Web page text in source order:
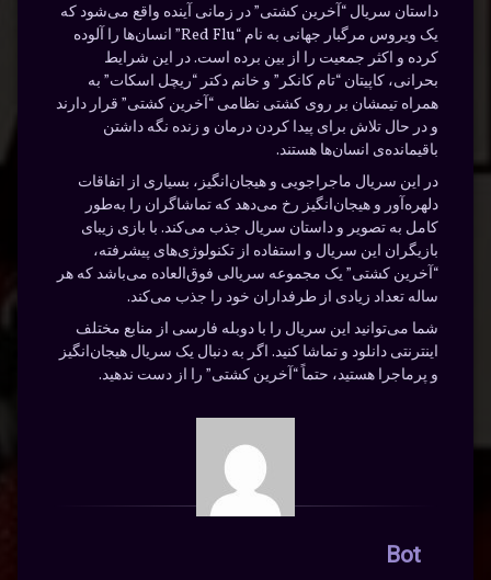
داستان سریال “آخرین کشتی” در زمانی آینده واقع می‌شود که
یک ویروس مرگبار جهانی به نام “Red Flu” انسان‌ها را آلوده
کرده و اکثر جمعیت را از بین برده است. در این شرایط
بحرانی، کاپیتان “تام کانکر” و خانم دکتر “ریچل اسکات” به
همراه تیمشان بر روی کشتی نظامی “آخرین کشتی” قرار دارند
و در حال تلاش برای پیدا کردن درمان و زنده نگه داشتن
باقیمانده‌ی انسان‌ها هستند.
در این سریال ماجراجویی و هیجان‌انگیز، بسیاری از اتفاقات
دلهره‌آور و هیجان‌انگیز رخ می‌دهد که تماشاگران را به‌طور
کامل به تصویر و داستان سریال جذب می‌کند. با بازی زیبای
بازیگران این سریال و استفاده از تکنولوژی‌های پیشرفته،
“آخرین کشتی” یک مجموعه سریالی فوق‌العاده می‌باشد که هر
ساله تعداد زیادی از طرفداران خود را جذب می‌کند.
شما می‌توانید این سریال را با دوبله فارسی از منابع مختلف
اینترنتی دانلود و تماشا کنید. اگر به دنبال یک سریال هیجان‌انگیز
و پرماجرا هستید، حتماً “آخرین کشتی” را از دست ندهید.
Bot